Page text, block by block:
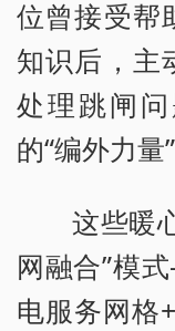
位曾接受帮
知识后，主
处理跳闸
的“编外力量”
这些暖
网融合”模
电服务网格